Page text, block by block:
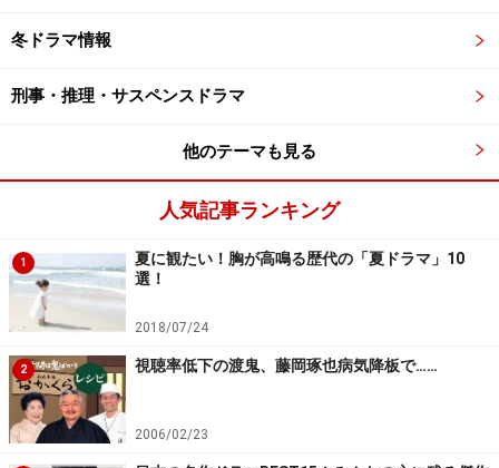
冬ドラマ情報
刑事・推理・サスペンスドラマ
他のテーマも見る
人気記事ランキング
1
夏に観たい！胸が高鳴る歴代の「夏ドラマ」10
選！
2018/07/24
2 視聴率低下の渡鬼、藤岡琢也病気降板で……
2006/02/23